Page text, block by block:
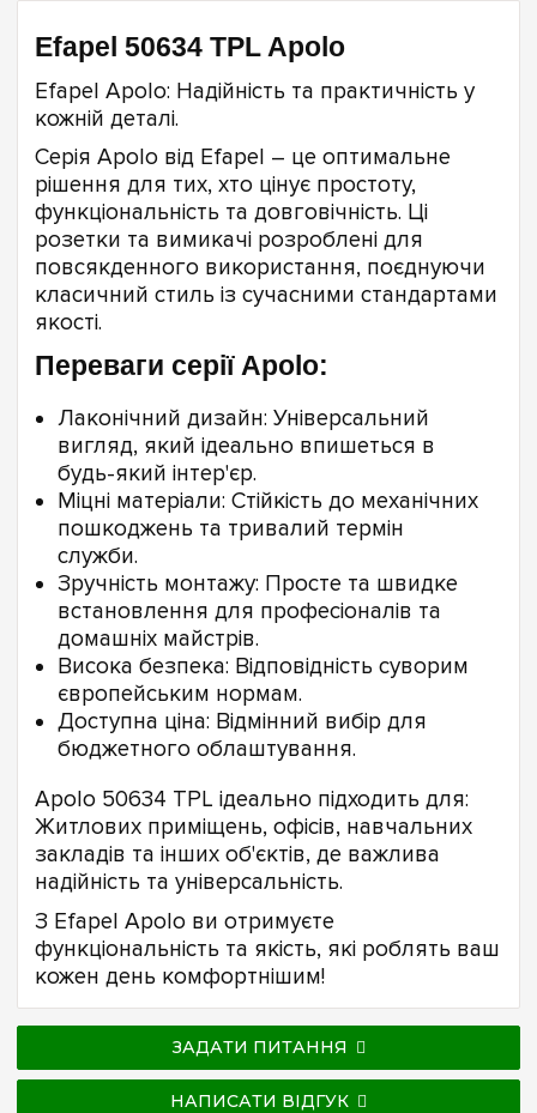
Efapel 50634 TPL Apolo
Efapel Apolo: Надійність та практичність у
кожній деталі.
Серія Apolo від Efapel – це оптимальне
рішення для тих, хто цінує простоту,
функціональність та довговічність. Ці
розетки та вимикачі розроблені для
повсякденного використання, поєднуючи
класичний стиль із сучасними стандартами
якості.
Переваги серії Apolo:
Лаконічний дизайн: Універсальний
вигляд, який ідеально впишеться в
будь-який інтер'єр.
Міцні матеріали: Стійкість до механічних
пошкоджень та тривалий термін
служби.
Зручність монтажу: Просте та швидке
встановлення для професіоналів та
домашніх майстрів.
Висока безпека: Відповідність суворим
європейським нормам.
Доступна ціна: Відмінний вибір для
бюджетного облаштування.
Apolo 50634 TPL ідеально підходить для:
Житлових приміщень, офісів, навчальних
закладів та інших об'єктів, де важлива
надійність та універсальність.
З Efapel Apolo ви отримуєте
функціональність та якість, які роблять ваш
кожен день комфортнішим!
ЗАДАТИ ПИТАННЯ
НАПИСАТИ ВІДГУК